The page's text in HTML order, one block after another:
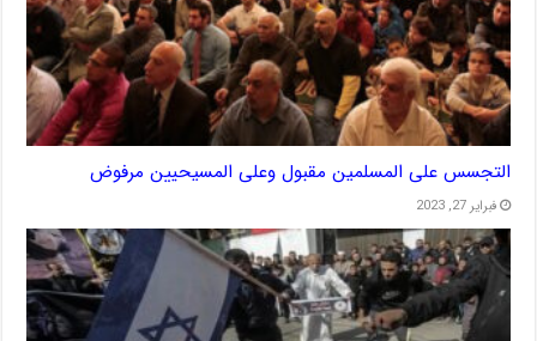
التجسس على المسلمين مقبول وعلى المسيحيين مرفوض
فبراير 27, 2023